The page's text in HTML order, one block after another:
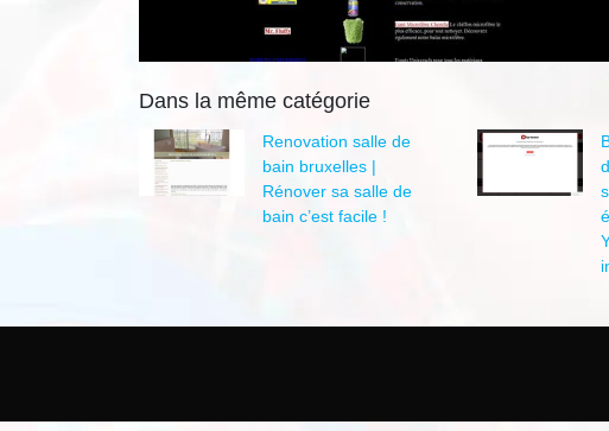
Dans la même catégorie
Renovation salle de
bain bruxelles |
Rénover sa salle de
bain c’est facile !